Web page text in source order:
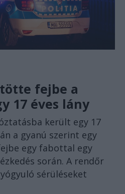
fejbe a
17 éves lány
került egy 17
a gyanú szerint egy
egy fabottal egy
során. A rendőr
sérüléseket